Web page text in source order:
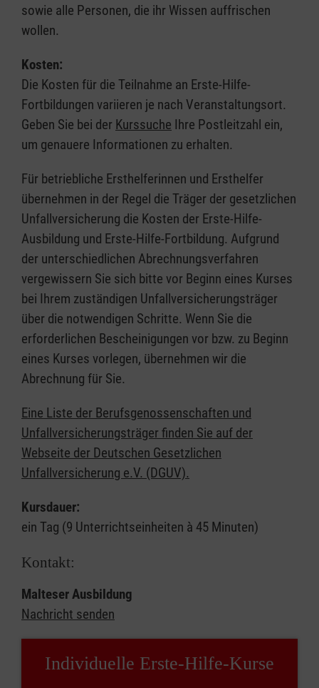
sowie alle Personen, die ihr Wissen auffrischen
wollen.
Kosten:
Die Kosten für die Teilnahme an Erste-Hilfe-
Fortbildungen variieren je nach Veranstaltungsort.
Geben Sie bei der Kurssuche Ihre Postleitzahl ein,
um genauere Informationen zu erhalten.
Für betriebliche Ersthelferinnen und Ersthelfer
übernehmen in der Regel die Träger der gesetzlichen
Unfallversicherung die Kosten der Erste-Hilfe-
Ausbildung und Erste-Hilfe-Fortbildung. Aufgrund
der unterschiedlichen Abrechnungsverfahren
vergewissern Sie sich bitte vor Beginn eines Kurses
bei Ihrem zuständigen Unfallversicherungsträger
über die notwendigen Schritte. Wenn Sie die
erforderlichen Bescheinigungen vor bzw. zu Beginn
eines Kurses vorlegen, übernehmen wir die
Abrechnung für Sie.
Eine Liste der Berufsgenossenschaften und
Unfallversicherungsträger finden Sie auf der
Webseite der Deutschen Gesetzlichen
Unfallversicherung e.V. (DGUV).
Kursdauer:
ein Tag (9 Unterrichtseinheiten à 45 Minuten)
Kontakt:
Malteser Ausbildung
Nachricht senden
Individuelle Erste-Hilfe-Kurse